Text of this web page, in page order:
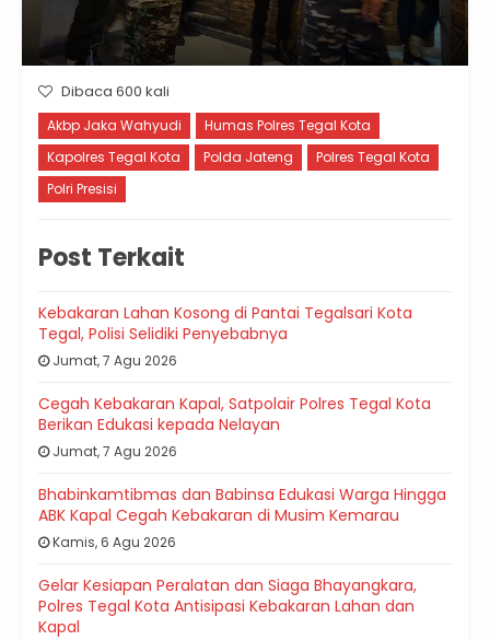
Dibaca 600 kali
Akbp Jaka Wahyudi
Humas Polres Tegal Kota
Kapolres Tegal Kota
Polda Jateng
Polres Tegal Kota
Polri Presisi
Post Terkait
Kebakaran Lahan Kosong di Pantai Tegalsari Kota
Tegal, Polisi Selidiki Penyebabnya
Jumat, 7 Agu 2026
Cegah Kebakaran Kapal, Satpolair Polres Tegal Kota
Berikan Edukasi kepada Nelayan
Jumat, 7 Agu 2026
Bhabinkamtibmas dan Babinsa Edukasi Warga Hingga
ABK Kapal Cegah Kebakaran di Musim Kemarau
Kamis, 6 Agu 2026
Gelar Kesiapan Peralatan dan Siaga Bhayangkara,
Polres Tegal Kota Antisipasi Kebakaran Lahan dan
Kapal